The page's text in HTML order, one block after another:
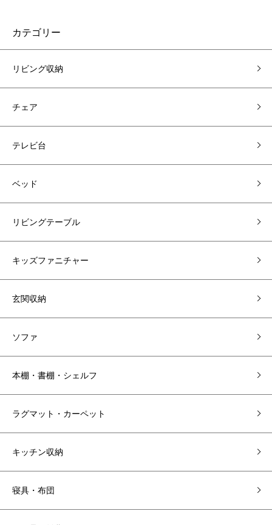
カテゴリー
リビング収納
チェア
テレビ台
ベッド
リビングテーブル
キッズファニチャー
玄関収納
ソファ
本棚・書棚・シェルフ
ラグマット・カーペット
キッチン収納
寝具・布団